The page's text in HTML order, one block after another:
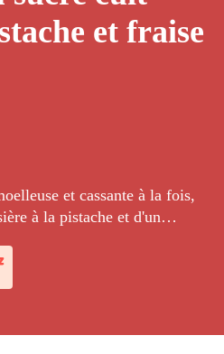
et fraise
et cassante à la fois,
à la pistache et d'un